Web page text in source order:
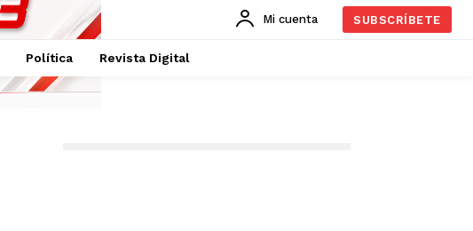
Mi cuenta SUBSCRÍBETE
Política Revista Digital